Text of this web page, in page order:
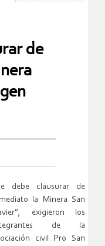
de
debe clausurar de
la Minera San
exigieron los
de la
civil Pro San